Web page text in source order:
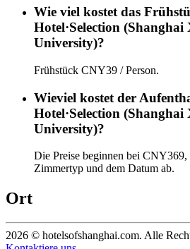
Wie viel kostet das
Hotel·Selection
University)?
Frühstück CNY39 / Person.
Wieviel kostet der
Hotel·Selection
University)?
Die Preise beginnen bei
Zimmertyp und dem Datum ab.
Ort
2026 © hotelsofshanghai.com. Alle